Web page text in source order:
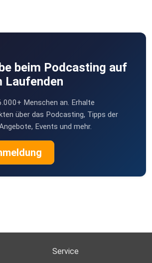
beim Podcasting auf
Laufenden
Menschen an. Erhalte
über das Podcasting, Tipps der
Events und mehr.
Service